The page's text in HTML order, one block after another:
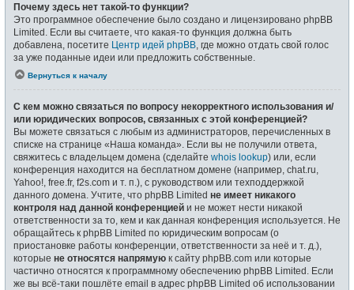
Почему здесь нет такой-то функции?
Это программное обеспечение было создано и лицензировано phpBB
Limited. Если вы считаете, что какая-то функция должна быть
добавлена, посетите Центр идей phpBB , где можно отдать свой голос
за уже поданные идеи или предложить собственные.
Вернуться к началу
С кем можно связаться по вопросу некорректного использования и/
или юридических вопросов, связанных с этой конференцией?
Вы можете связаться с любым из администраторов, перечисленных в
списке на странице «Наша команда». Если вы не получили ответа,
свяжитесь с владельцем домена (сделайте whois lookup) или, если
конференция находится на бесплатном домене (например, chat.ru,
Yahoo!, free.fr, f2s.com и т. п.), с руководством или техподдержкой
данного домена. Учтите, что phpBB Limited не имеет никакого
контроля над данной конференцией и не может нести никакой
ответственности за то, кем и как данная конференция используется. Не
обращайтесь к phpBB Limited по юридическим вопросам (о
приостановке работы конференции, ответственности за неё и т. д.),
которые не относятся напрямую к сайту phpBB.com или которые
частично относятся к программному обеспечению phpBB Limited. Если
же вы всё-таки пошлёте email в адрес phpBB Limited об использовании